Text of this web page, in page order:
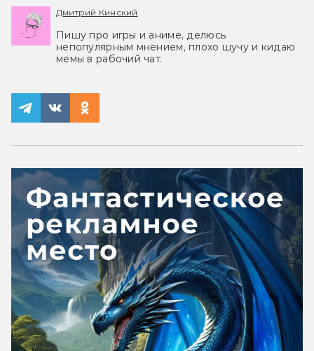
Дмитрий Кинский
Пишу про игры и аниме, делюсь
непопулярным мнением, плохо шучу и кидаю
мемы в рабочий чат.